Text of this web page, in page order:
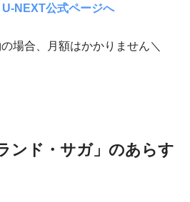
NEXT公式ページへ
場合、月額はかかりません＼
ンド・サガ」のあらす